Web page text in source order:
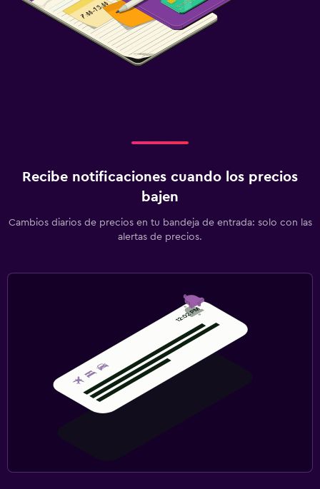
Recibe notificaciones cuando los precios
bajen
Cambios diarios de precios en tu bandeja de entrada: solo con las
alertas de precios.